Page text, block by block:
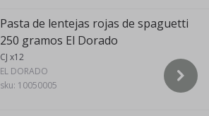
Pasta de lentejas rojas de spaguetti
250 gramos El Dorado
CJ x12
EL DORADO
sku: 10050005